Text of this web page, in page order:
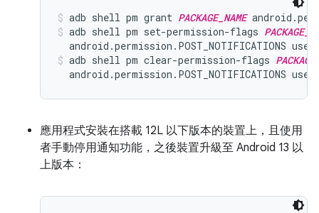
adb shell pm grant PACKAGE_NAME
adb shell pm set-permission-flags
android.permission.POST_NOTIFICATIONS
adb shell pm clear-permission-flags
android.permission.POST_NOTIFICATIONS
應用程式安裝在搭載 12L 以下版本的裝置上，且使用
者手動停用通知功能，之後裝置升級至 Android 13 以
上版本：